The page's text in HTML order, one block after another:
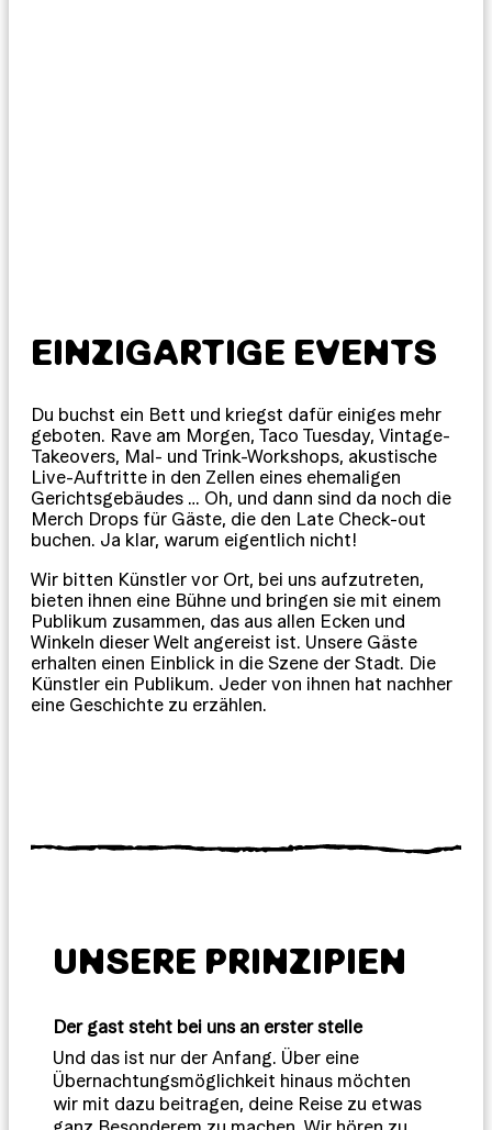
EINZIGARTIGE EVENTS
Du buchst ein Bett und kriegst dafür einiges mehr
geboten. Rave am Morgen, Taco Tuesday, Vintage-
Takeovers, Mal- und Trink-Workshops, akustische
Live-Auftritte in den Zellen eines ehemaligen
Gerichtsgebäudes … Oh, und dann sind da noch die
Merch Drops für Gäste, die den Late Check-out
buchen. Ja klar, warum eigentlich nicht!
Wir bitten Künstler vor Ort, bei uns aufzutreten,
bieten ihnen eine Bühne und bringen sie mit einem
Publikum zusammen, das aus allen Ecken und
Winkeln dieser Welt angereist ist. Unsere Gäste
erhalten einen Einblick in die Szene der Stadt. Die
Künstler ein Publikum. Jeder von ihnen hat nachher
eine Geschichte zu erzählen.
UNSERE PRINZIPIEN
Der gast steht bei uns an erster stelle
Und das ist nur der Anfang. Über eine
Übernachtungsmöglichkeit hinaus möchten
wir mit dazu beitragen, deine Reise zu etwas